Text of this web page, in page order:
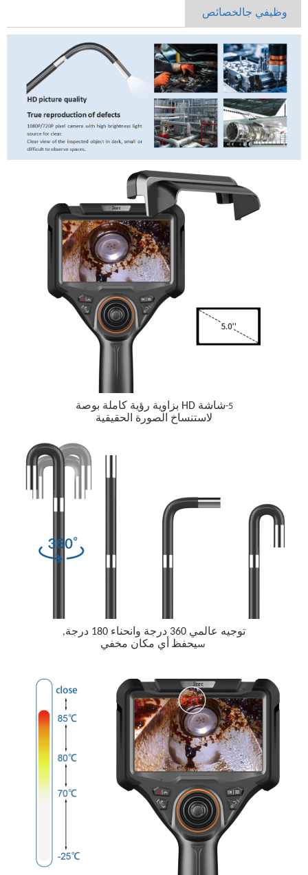
وظيفي جالخصائص
5- شاشة HD بزاوية رؤية كاملة بوصة
لاستنساخ الصورة الحقيقية
توجيه عالمي 360 درجة وانحناء 180 درجة
,
سيحفظ أي مكان مخفي